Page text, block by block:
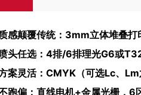
感颠覆传统：3mm立体堆叠打
头任选：4排/6排理光G6或
案灵活：CMYK（可选Lc、
跑偏：直线电机+金属光栅，6